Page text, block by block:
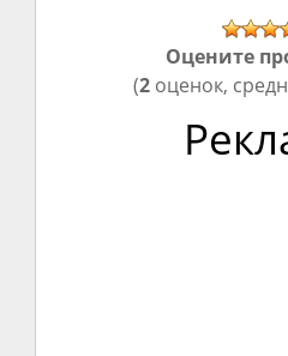
Оцените
(2 оценок,